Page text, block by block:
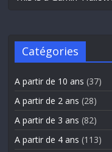
Catégories
A partir de 10 ans (37)
A partir de 2 ans (28)
A partir de 3 ans (82)
A partir de 4 ans (113)